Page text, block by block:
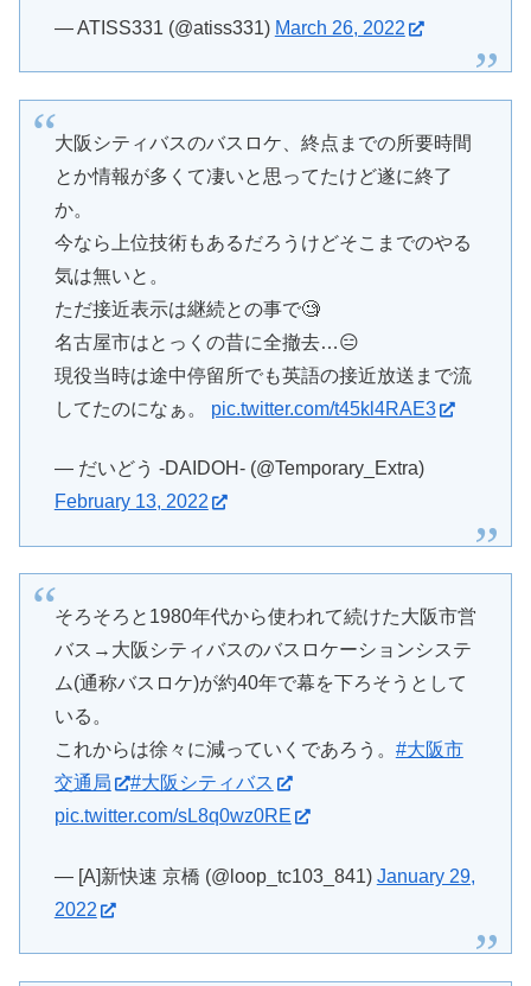
— ATISS331 (@atiss331) March 26, 2022
大阪シティバスのバスロケ、終点までの所要時間
とか情報が多くて凄いと思ってたけど遂に終了
か。
今なら上位技術もあるだろうけどそこまでのやる
気は無いと。
ただ接近表示は継続との事で🧐
名古屋市はとっくの昔に全撤去…😑
現役当時は途中停留所でも英語の接近放送まで流
してたのになぁ。 pic.twitter.com/t45kl4RAE3
— だいどう -DAIDOH- (@Temporary_Extra)
February 13, 2022
そろそろと1980年代から使われて続けた大阪市営
バス→大阪シティバスのバスロケーションシステ
ム(通称バスロケ)が約40年で幕を下ろそうとして
いる。
これからは徐々に減っていくであろう。 #大阪市
交通局
#大阪シティバス
pic.twitter.com/sL8q0wz0RE
— [A]新快速 京橋 (@loop_tc103_841) January 29,
2022